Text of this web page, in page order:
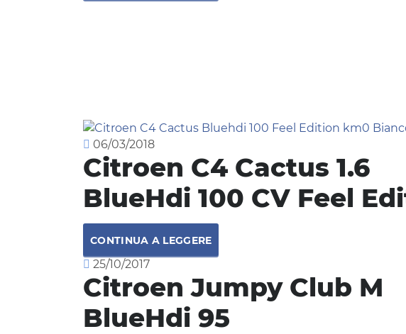
06/03/2018
Citroen C4 Cactus 1.6
BlueHdi 100 CV Feel
CONTINUA A LEGGERE
25/10/2017
Citroen Jumpy Club M
BlueHdi 95